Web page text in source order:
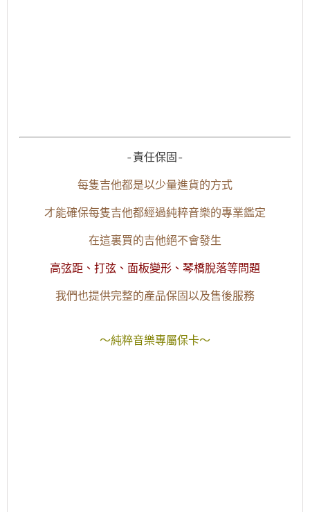
-責任保固-
每隻吉他都是以少量進貨的方式
才能確保每隻吉他都經過純粹音樂的專業鑑定
在這裏買的吉他絕不會發生
高弦距、打弦、面板變形、琴橋脫落等問題
我們也提供完整的產品保固以及售後服務
～純粹音樂專屬保卡～